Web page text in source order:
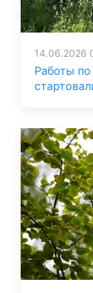
14.06.2026
Работы